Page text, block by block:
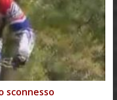
sconnesso